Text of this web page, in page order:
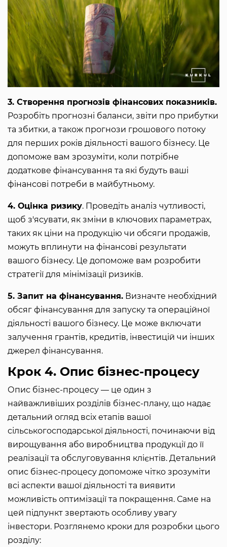
3. Створення прогнозів фінансових показників.
Розробіть прогнозні баланси, звіти про прибутки
та збитки, а також прогнози грошового потоку
для перших років діяльності вашого бізнесу. Це
допоможе вам зрозуміти, коли потрібне
додаткове фінансування та які будуть ваші
фінансові потреби в майбутньому.
4. Оцінка ризику. Проведіть аналіз чутливості,
щоб з'ясувати, як зміни в ключових параметрах,
таких як ціни на продукцію чи обсяги продажів,
можуть вплинути на фінансові результати
вашого бізнесу. Це допоможе вам розробити
стратегії для мінімізації ризиків.
5. Запит на фінансування. Визначте необхідний
обсяг фінансування для запуску та операційної
діяльності вашого бізнесу. Це може включати
залучення грантів, кредитів, інвестицій чи інших
джерел фінансування.
Крок 4. Опис бізнес-процесу
Опис бізнес-процесу — це один з
найважливіших розділів бізнес-плану, що надає
детальний огляд всіх етапів вашої
сільськогосподарської діяльності, починаючи від
вирощування або виробництва продукції до її
реалізації та обслуговування клієнтів. Детальний
опис бізнес-процесу допоможе чітко зрозуміти
всі аспекти вашої діяльності та виявити
можливість оптимізації та покращення. Саме на
цей підпункт звертають особливу увагу
інвестори. Розглянемо кроки для розробки цього
розділу: